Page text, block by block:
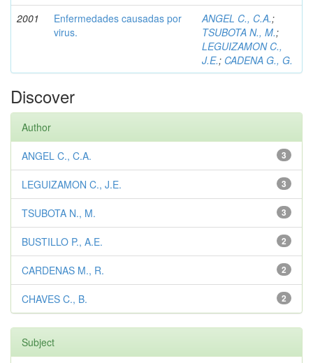
2001
Enfermedades causadas por
virus.
ANGEL C., C.A.;
TSUBOTA N., M.;
LEGUIZAMON C.,
J.E.; CADENA G., G.
Discover
Author
3
ANGEL C., C.A.
3
LEGUIZAMON C., J.E.
3
TSUBOTA N., M.
2
BUSTILLO P., A.E.
2
CARDENAS M., R.
2
CHAVES C., B.
Subject